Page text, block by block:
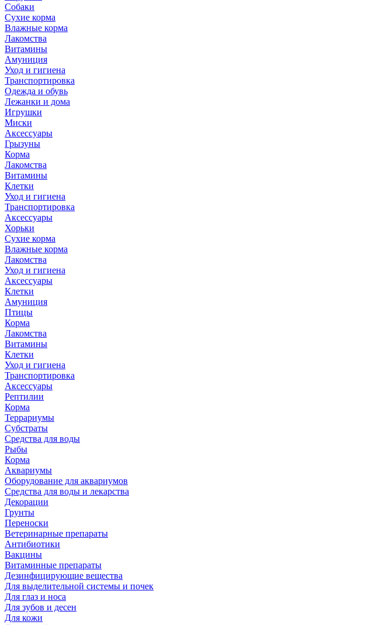
Собаки
Сухие корма
Влажные корма
Лакомства
Витамины
Амуниция
Уход и гигиена
Транспортировка
Одежда и обувь
Лежанки и дома
Игрушки
Миски
Аксессуары
Грызуны
Корма
Лакомства
Витамины
Клетки
Уход и гигиена
Транспортировка
Аксессуары
Хорьки
Сухие корма
Влажные корма
Лакомства
Уход и гигиена
Аксессуары
Клетки
Амуниция
Птицы
Корма
Лакомства
Витамины
Клетки
Уход и гигиена
Транспортировка
Аксессуары
Рептилии
Корма
Террариумы
Субстраты
Средства для воды
Рыбы
Корма
Аквариумы
Оборудование для аквариумов
Средства для воды и лекарства
Декорации
Грунты
Переноски
Ветеринарные препараты
Антибиотики
Вакцины
Витаминные препараты
Дезинфицирующие вещества
Для выделительной системы и почек
Для глаз и носа
Для зубов и десен
Для кожи